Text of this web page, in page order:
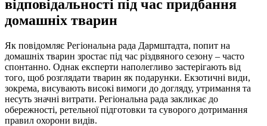
відповідальності під час придбання
домашніх тварин
Як повідомляє Регіональна рада Дармштадта, попит на
домашніх тварин зростає під час різдвяного сезону – часто
спонтанно. Однак експерти наполегливо застерігають від
того, щоб розглядати тварин як подарунки. Екзотичні види,
зокрема, висувають високі вимоги до догляду, утримання та
несуть значні витрати. Регіональна рада закликає до
обережності, ретельної підготовки та суворого дотримання
правил охорони видів.